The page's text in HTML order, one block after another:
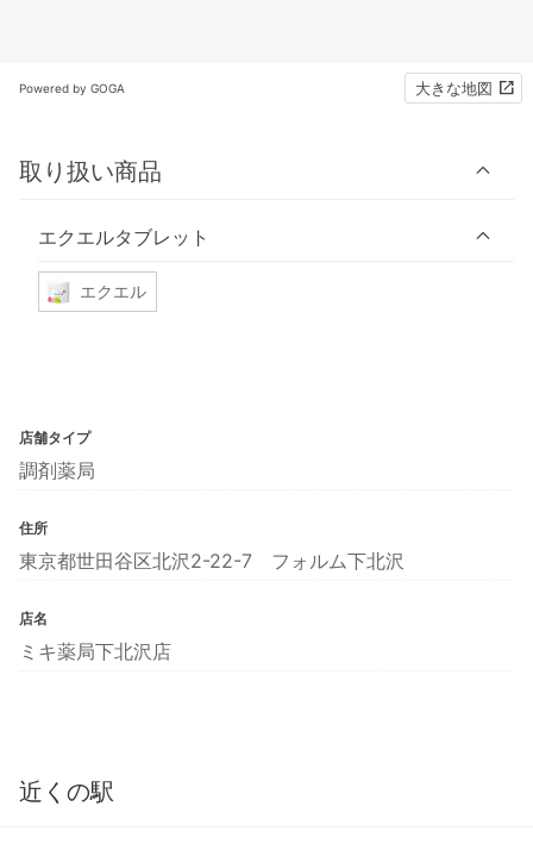
Powered by GOGA 大きな地図
取り扱い商品
エクエルタブレット
エクエル
店舗タイプ
調剤薬局
住所
東京都世田谷区北沢2-22-7 フォルム下北沢
店名
ミキ薬局下北沢店
近くの駅